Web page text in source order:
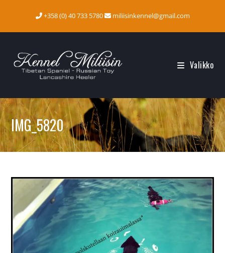
sisältöön
+358 (0) 40 733 5780 miliisinkennel@gmail.com
Valikko
IMG_5820